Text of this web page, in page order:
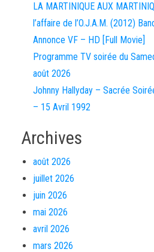
LA MARTINIQUE AUX
l’affaire de l’O.J.A.M. (2012)
Annonce VF – HD [Full Movie]
Programme TV soirée du
août 2026
Johnny Hallyday – Sacrée
– 15 Avril 1992
Archives
août 2026
juillet 2026
juin 2026
mai 2026
avril 2026
mars 2026